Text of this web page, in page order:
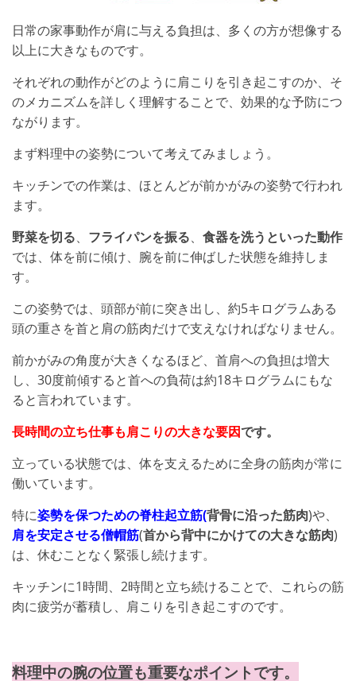
日常の家事動作が肩に与える負担は、多くの方が想像する
以上に大きなものです。
それぞれの動作がどのように肩こりを引き起こすのか、そ
のメカニズムを詳しく理解することで、効果的な予防につ
ながります。
まず料理中の姿勢について考えてみましょう。
キッチンでの作業は、ほとんどが前かがみの姿勢で行われ
ます。
野菜を切る、 フライパンを振る、 食器を洗うといった動作
では、体を前に傾け、腕を前に伸ばした状態を維持しま
す。
この姿勢では、頭部が前に突き出し、約5キログラムある
頭の重さを首と肩の筋肉だけで支えなければなりません。
前かがみの角度が大きくなるほど、首肩への負担は増大
し、30度前傾すると首への負荷は約18キログラムにもな
ると言われています。
長時間の立ち仕事も肩こりの大きな要因です。
立っている状態では、体を支えるために全身の筋肉が常に
働いています。
特に姿勢を保つための脊柱起立筋(背骨に沿った筋肉)や、
肩を安定させる僧帽筋(首から背中にかけての大きな筋肉)
は、休むことなく緊張し続けます。
キッチンに1時間、2時間と立ち続けることで、これらの筋
肉に疲労が蓄積し、肩こりを引き起こすのです。
料理中の腕の位置も重要なポイントです。